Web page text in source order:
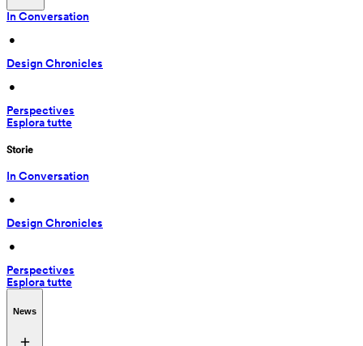
In Conversation
•
Design Chronicles
•
Perspectives
Esplora tutte
Storie
In Conversation
•
Design Chronicles
•
Perspectives
Esplora tutte
News